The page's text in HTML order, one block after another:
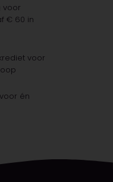
voor
€ 60 in
voor
én